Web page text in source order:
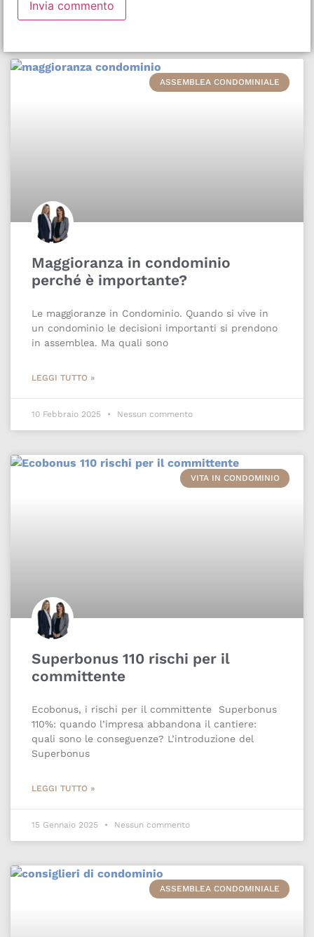
ASSEMBLEA CONDOMINIALE
Maggioranza in condominio
perché è importante?
Le maggioranze in Condominio. Quando si vive in
un condominio le decisioni importanti si prendono
in assemblea. Ma quali sono
LEGGI TUTTO »
10 Febbraio 2025 Nessun commento
VITA IN CONDOMINIO
Superbonus 110 rischi per il
committente
Ecobonus, i rischi per il committente Superbonus
110%: quando l’impresa abbandona il cantiere:
quali sono le conseguenze? L’introduzione del
Superbonus
LEGGI TUTTO »
15 Gennaio 2025 Nessun commento
ASSEMBLEA CONDOMINIALE